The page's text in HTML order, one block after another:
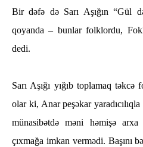
Bir dəfə də Sarı Aşığın “Gül
qoyanda – bunlar folklordu,
dedi.
Sarı Aşığı yığıb toplamaq
olar ki, Anar peşəkar
münasibətdə məni həmişə
çıxmağa imkan vermədi. Başını